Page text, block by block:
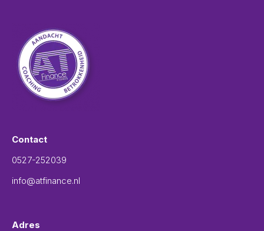
Contact
0527-252039
info@atfinance.nl
Adres